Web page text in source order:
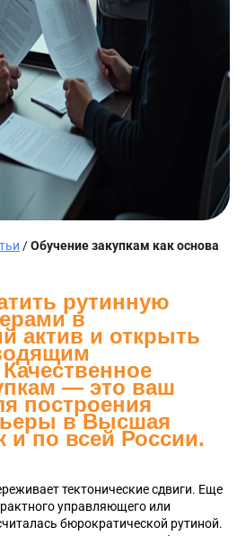
/Обучение закупкам как основа
рутинную
в
актив и открыть
— это ваш
построения
в Высшая
и по всей России.
тектонические сдвиги. Еще
управляющего или
бюрократической рутиной.